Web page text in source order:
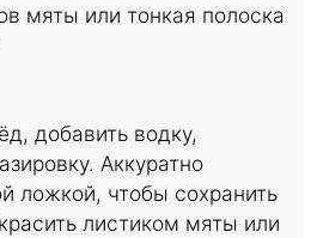
мяты или тонкая полоска
добавить водку,
Аккуратно
ложкой, чтобы сохранить
листиком мяты или